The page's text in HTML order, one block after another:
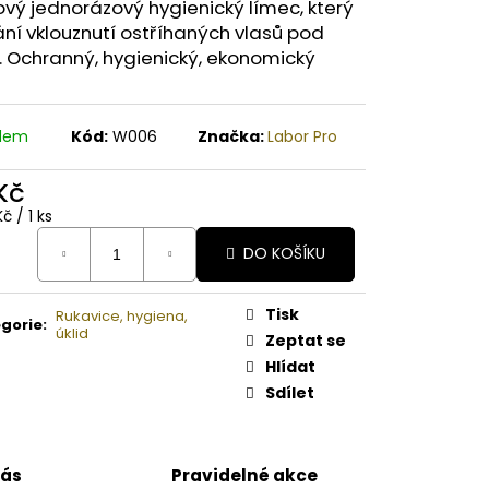
jednorázový hygienický límec, který
vklouznutí ostříhaných vlasů pod
Ochranný, hygienický, ekonomický
Kód: W006 Značka:Labor Pro
/ 1 ks
DO KOŠÍKU
: Rukavice, hygiena,
úklid
Tisk
Zeptat se
Hlídat
Sdílet
Pravidelné akce
PAPAYA ORGANICKÉ
BAMBUCKÉ MÁSLO